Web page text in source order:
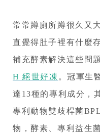
常常蹲廁所蹲很久又
直覺得肚子裡有什麼
補充酵素解決這些問
H 絕世好凍 。冠軍生
達13種的專利成分，
專利動物雙歧桿菌
物，酵素、專利益生